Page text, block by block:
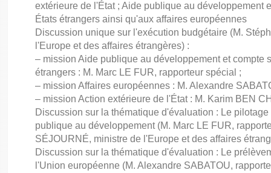
extérieure de l'État ; Aide publique au développement
États étrangers ainsi qu'aux affaires européennes
Discussion unique sur l'exécution budgétaire (M.
l'Europe et des affaires étrangères) :
– mission Aide publique au développement et compte
étrangers : M. Marc LE FUR, rapporteur spécial ;
– mission Affaires européennes : M. Alexandre
– mission Action extérieure de l'État : M. Karim BEN
Discussion sur la thématique d'évaluation : Le
publique au développement (M. Marc LE FUR,
SÉJOURNÉ, ministre de l'Europe et des affaires
Discussion sur la thématique d'évaluation : Le
l'Union européenne (M. Alexandre SABATOU,